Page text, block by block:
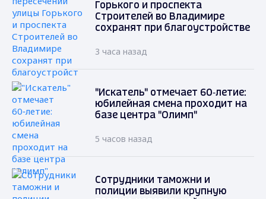
Горького и проспекта
Строителей во Владимире
сохранят при благоустройстве
3 часа назад
"Искатель" отмечает 60‑летие:
юбилейная смена проходит на
базе центра "Олимп"
5 часов назад
Сотрудники таможни и
полиции выявили крупную